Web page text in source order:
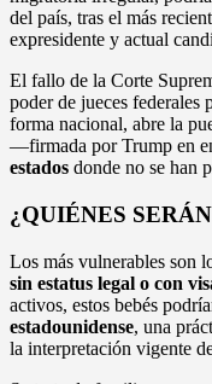
del país, tras el más
expresidente y actual
El fallo de la Corte
poder de jueces federales
forma nacional, abre la
—firmada por Trump en
estados donde no se han
¿QUIÉNES
Los más vulnerables son
sin estatus legal o con
activos, estos bebés
estadounidense, una
la interpretación vigente